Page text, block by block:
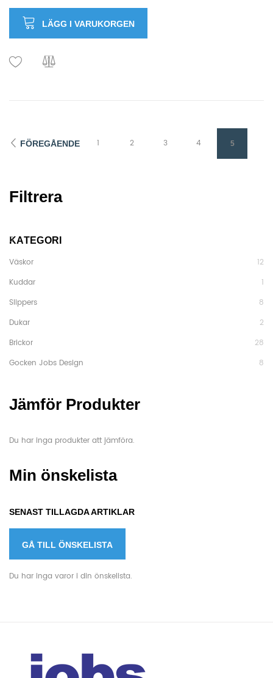
LÄGG I VARUKORGEN
FÖREGÅENDE 1 2 3 4 5
Filtrera
KATEGORI
Väskor
12
Kuddar
1
Slippers
8
Dukar
2
Brickor
28
Gocken Jobs Design
8
Jämför Produkter
Du har inga produkter att jämföra.
Min önskelista
SENAST TILLAGDA ARTIKLAR
GÅ TILL ÖNSKELISTA
Du har inga varor i din önskelista.